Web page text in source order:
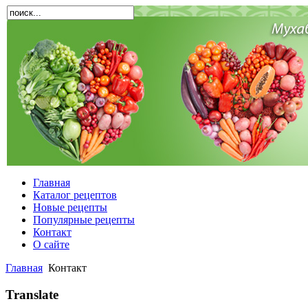
Главная
Каталог рецептов
Новые рецепты
Популярные рецепты
Контакт
О сайте
Главная Контакт
Translate